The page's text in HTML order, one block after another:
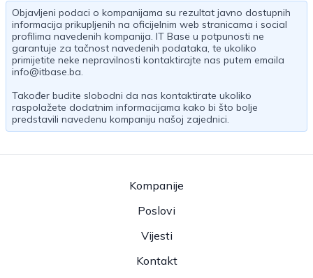
Objavljeni podaci o kompanijama su rezultat javno dostupnih
informacija prikupljenih na oficijelnim web stranicama i social
profilima navedenih kompanija. IT Base u potpunosti ne
garantuje za tačnost navedenih podataka, te ukoliko
primijetite neke nepravilnosti kontaktirajte nas putem emaila
info@itbase.ba.
Također budite slobodni da nas kontaktirate ukoliko
raspolažete dodatnim informacijama kako bi što bolje
predstavili navedenu kompaniju našoj zajednici.
Kompanije
Poslovi
Vijesti
Kontakt